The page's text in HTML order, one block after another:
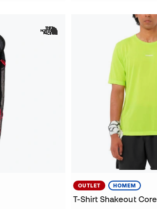
OUTLET HOMEM
T-Shirt Shakeout Core